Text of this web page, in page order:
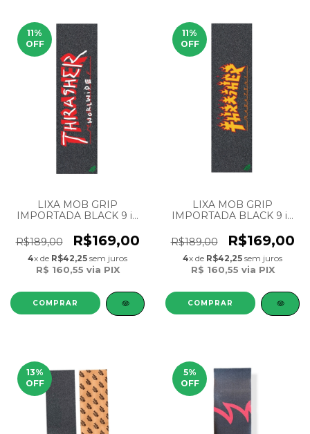
11%
OFF
LIXA MOB GRIP
IMPORTADA BLACK 9 in
Magazine
R$189,00 R$169,00
4x de R$42,25 sem juros
R$ 160,55 via PIX
11%
OFF
LIXA MOB GRIP
IMPORTADA BLACK 9 in
Magazine FIRE
R$189,00 R$169,00
4x de R$42,25 sem juros
R$ 160,55 via PIX
13%
OFF
5%
OFF